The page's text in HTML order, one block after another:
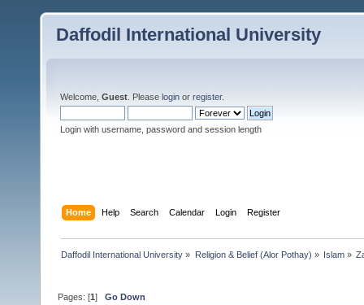
Daffodil International University
Welcome, Guest . Please login or register.
Login with username, password and session length
Home Help Search Calendar Login Register
Daffodil International University » Religion & Belief (Alor Pothay) » Islam»
Pages: [1]Go Down